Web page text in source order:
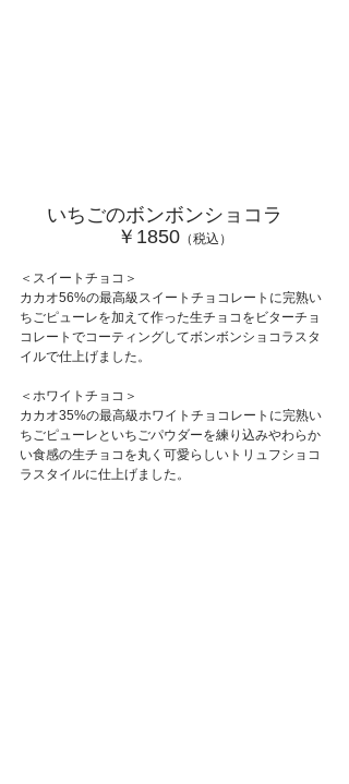
いちごのボンボンショコラ
￥1850 （税込）
＜スイートチョコ＞
カカオ56%の最高級スイートチョコレートに完熟い
ちごピューレを加えて作った生チョコをビターチョ
コレートでコーティングしてボンボンショコラスタ
イルで仕上げました。
＜ホワイトチョコ＞
カカオ35%の最高級ホワイトチョコレートに完熟い
ちごピューレといちごパウダーを練り込みやわらか
い食感の生チョコを丸く可愛らしいトリュフショコ
ラスタイルに仕上げました。